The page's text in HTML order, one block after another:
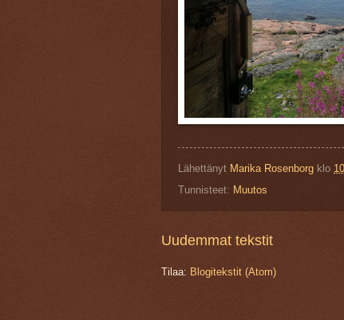
Lähettänyt Marika Rosenborg klo
Tunnisteet: Muutos
Uudemmat tekstit
Tilaa: Blogitekstit (Atom)